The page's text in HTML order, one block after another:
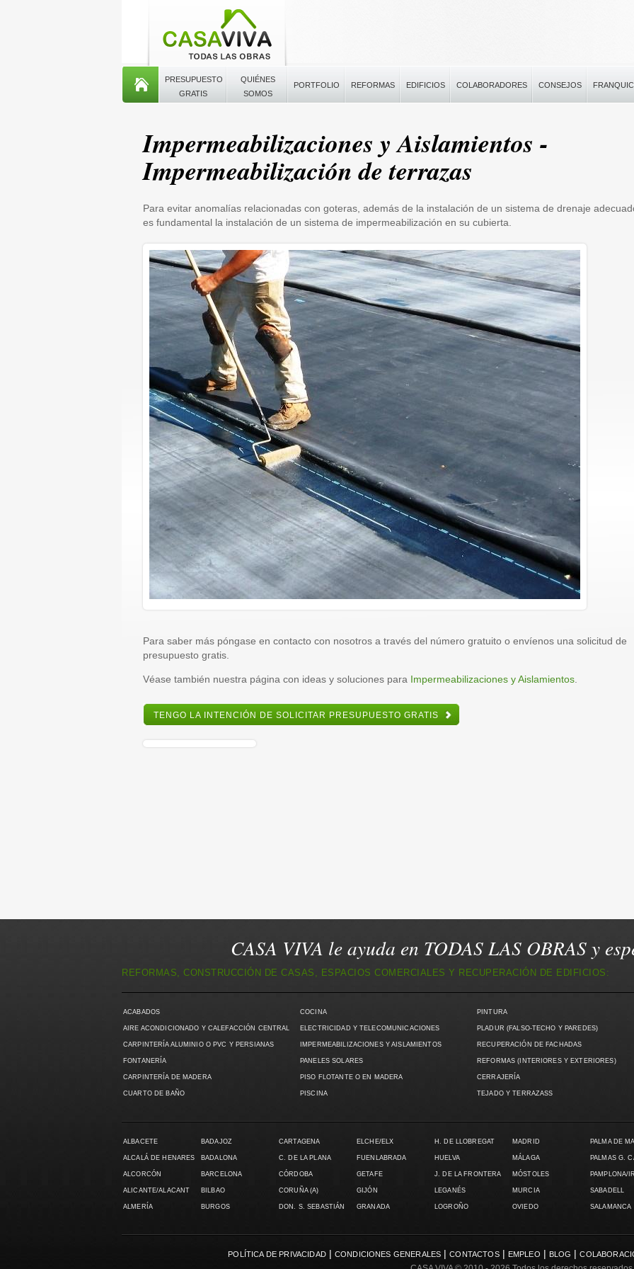
PRESUPUESTO
GRATIS
QUIÉNES
SOMOS
PORTFOLIO REFORMAS EDIFICIOS COLABORADORES CONSEJOS
Impermeabilizaciones y Aislamientos -
Impermeabilización de terrazas
Para evitar anomalías relacionadas con goteras, además de la instalación de un sistema de drenaje
es fundamental la instalación de un sistema de impermeabilización en su cubierta.
Para saber más póngase en contacto con nosotros a través del número gratuito o envíenos una solicitud de
presupuesto gratis.
Véase también nuestra página con ideas y soluciones para Impermeabilizaciones y Aislamientos
TENGO LA INTENCIÓN DE SOLICITAR PRESUPUESTO GRATIS
CASA VIVA le ayuda en TODAS LAS OBRAS y
REFORMAS, CONSTRUCCIÓN DE CASAS, ESPACIOS COMERCIALES Y RECUPERACIÓN DE EDIFICIOS:
ACABADOS
AIRE ACONDICIONADO Y CALEFACCIÓN CENTRAL
CARPINTERÍA ALUMINIO O PVC Y PERSIANAS
FONTANERÍA
CARPINTERÍA DE MADERA
CUARTO DE BAÑO
COCINA
ELECTRICIDAD Y TELECOMUNICACIONES
IMPERMEABILIZACIONES Y AISLAMIENTOS
PANELES SOLARES
PISO FLOTANTE O EN MADERA
PISCINA
PINTURA
PLADUR (FALSO-TECHO Y PAREDES)
RECUPERACIÓN DE FACHADAS
REFORMAS (INTERIORES Y EXTERIORES)
CERRAJERÍA
TEJADO Y TERRAZASS
ALBACETE
ALCALÁ DE HENARES
ALCORCÓN
ALICANTE/ALACANT
ALMERÍA
BADAJOZ
BADALONA
BARCELONA
BILBAO
BURGOS
CARTAGENA
C. DE LA PLANA
CÓRDOBA
CORUÑA (A)
DON. S. SEBASTIÁN
ELCHE/ELX
FUENLABRADA
GETAFE
GIJÓN
GRANADA
H. DE LLOBREGAT
HUELVA
J. DE LA FRONTERA
LEGANÉS
LOGROÑO
MADRID
MÁLAGA
MÓSTOLES
MURCIA
OVIEDO
PALMA DE
PALMAS G.
PAMPLONA/
SABADELL
SALAMANCA
POLÍTICA DE PRIVACIDAD | CONDICIONES GENERALES | CONTACTOS | EMPLEO | BLOG |